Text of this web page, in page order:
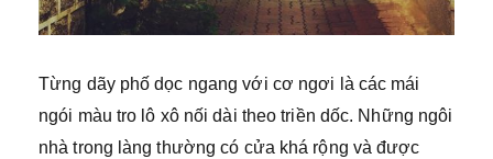
Từng dãy phố dọc ngang với cơ ngơi là các mái
ngói màu tro lô xô nối dài theo triền dốc. Những ngôi
nhà trong làng thường có cửa khá rộng và được